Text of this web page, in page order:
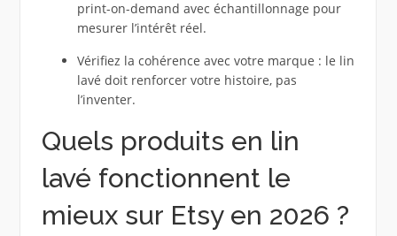
print-on-demand avec échantillonnage pour
mesurer l’intérêt réel.
Vérifiez la cohérence avec votre marque : le lin
lavé doit renforcer votre histoire, pas
l’inventer.
Quels produits en lin
lavé fonctionnent le
mieux sur Etsy en 2026 ?